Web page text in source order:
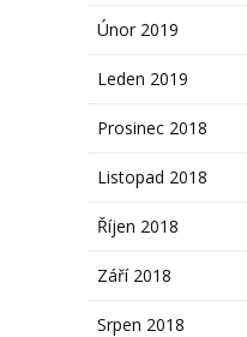
Únor 2019
Leden 2019
Prosinec 2018
Listopad 2018
Říjen 2018
Září 2018
Srpen 2018